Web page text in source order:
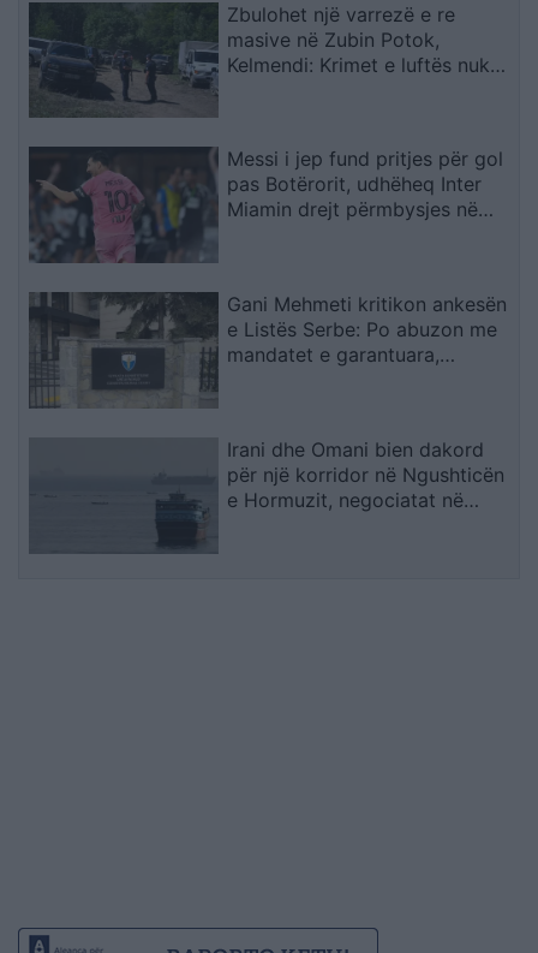
Zbulohet një varrezë e re
masive në Zubin Potok,
Kelmendi: Krimet e luftës nuk
Messi i jep fund pritjes për gol
pas Botërorit, udhëheq Inter
Miamin drejt përmbysjes në
Gani Mehmeti kritikon ankesën
e Listës Serbe: Po abuzon me
mandatet e garantuara,
Irani dhe Omani bien dakord
për një korridor në Ngushticën
e Hormuzit, negociatat në